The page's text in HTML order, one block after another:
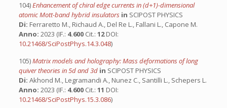
104)Enhancement of chiral edge currents in (d+1)-dimensional
atomic Mott-band hybrid insulators in SCIPOST PHYSICS
Di: Ferraretto M., Richaud A., Del Re L., Fallani L., Capone M.
Anno: 2023 (IF.: 4.600 Cit.: 12DOI:
10.21468/SciPostPhys.14.3.048)
105)Matrix models and holography: Mass deformations of long
quiver theories in 5d and 3d in SCIPOST PHYSICS
Di: Akhond M., Legramandi A., Nunez C., Santilli L., Schepers L.
Anno: 2023 (IF.: 4.600 Cit.: 11 DOI:
10.21468/SciPostPhys.15.3.086)